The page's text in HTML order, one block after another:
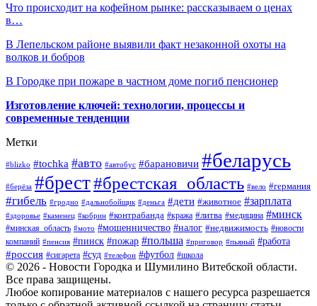
Что происходит на кофейном рынке: рассказываем о ценах
в…
В Лепельском районе выявили факт незаконной охоты на
волков и бобров
В Городке при пожаре в частном доме погиб пенсионер
Изготовление ключей: технологии, процессы и
современные тенденции
Метки
#blizko #tochka #авто #автобус #барановичи #беларусь
#берёза #брест#брестская_область #вело #германия
#гибель #гродно #дальнобойщик #деньга #дети #животное #зарплата
#здоровье #каменец #кобрин #контрабанда #кража #литва #медицина #минск
#минская_область #мото #мошенничество #налог #недвижимость #новости
компаний #пенсия #пинск #пожар #польша #приговор #пьяный #работа
#россия #сигарета #суд #телефон #футбол #школа
© 2026 - Новости Городка и Шумилино Витебской области.
Все права защищены.
Любое копирование материалов с нашего ресурса разрешается